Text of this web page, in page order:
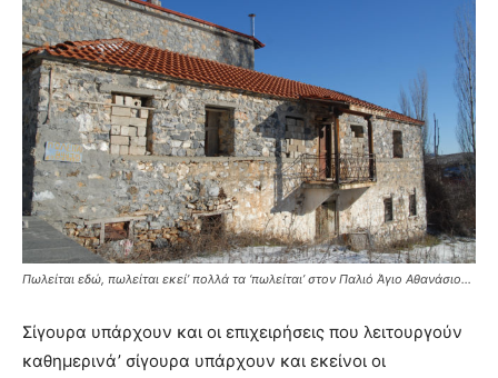
Πωλείται εδώ, πωλείται εκεί’ πολλά τα ‘πωλείται’ στον Παλιό Άγιο Αθανάσιο…
Σίγουρα υπάρχουν και οι επιχειρήσεις που λειτουργούν
καθημερινά’ σίγουρα υπάρχουν και εκείνοι οι